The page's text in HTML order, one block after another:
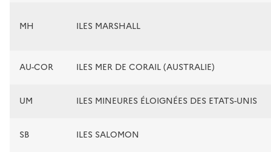
MH ILES MARSHALL
AU-COR ILES MER DE CORAIL (AUSTRALIE)
UM ILES MINEURES ÉLOIGNÉES DES ETATS-UNIS
SB ILES SALOMON